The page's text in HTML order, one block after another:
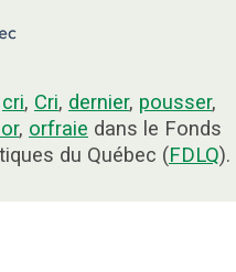
cri, Cri, dernier, pousser,
, orfraie dans le Fonds
du Québec (FDLQ).